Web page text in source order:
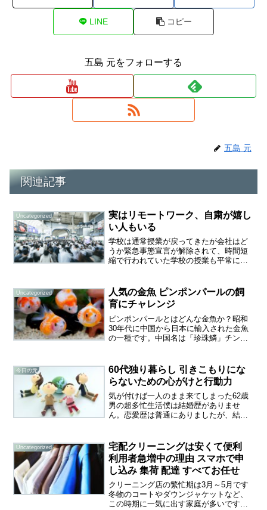
LINE コピー
五島 元をフォローする
五島 元
関連記事
Uncategorized
実はリモートワーク、自粛が嬉し
い人もいる
学校は通常授業が戻ってきたが会社はど
うか緊急事態宣言が解除されて、時間短
縮で行われていた学校の授業も平常に戻
始める中、世界中で感染の再拡大が報じ
られています。再び自粛要...
Uncategorized
人気の金魚 ピンポンパールの飼
育にチャレンジ
ピンポンパールとはどんな金魚か？昭和
30年代に中国から日本に輸入された金魚
の一種です。中国名は「珍珠鱗」チンシ
と真珠のような鱗から日本ではピンポン
パールの名が付きました...
今日の元
60代独り暮らし 引きこもりにな
らないための心がけと行動力
気が付けば一人のまま来てしまった62歳
男の超多忙生活僕は結婚歴がありませ
ん。恋愛歴は普通にありましたが、結婚
ただ、1人で生きていく事に不安もない
し、それなりに楽しめてい...
Uncategorized
宅配クリーニングは安くて便利
利用者急増中の理由 スマホで申
し込み 集荷 配達 すべてお任せ
クリーニング店の繁忙期は3月～5月です
冬物のコートやダウンジャケットなど、
この時期に一気に出す家庭が多いですね